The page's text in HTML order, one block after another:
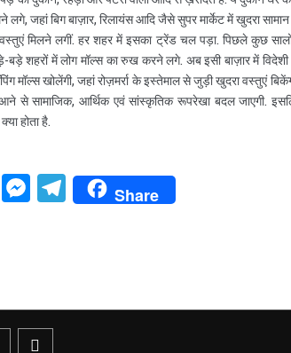
जहां बिग बाज़ार, रिलायंस आदि जैसे सुपर मार्केट में खुदरा
वस्तुएं मिलने लगीं. हर शहर में इसका ट्रेंड चल पड़ा. पिछले कुछ
बड़े शहरों में लोग मॉल्स का रुख करने लगे. अब इसी बाज़ार में
मॉल्स खोलेंगी, जहां रोज़मर्रा के इस्तेमाल से जुड़ी खुदरा वस्तुएं
से सामाजिक, आर्थिक एवं सांस्कृतिक रूपरेखा बदल जाएगी.
होता है.
PrintFriendly
Messenger
Telegram
Share